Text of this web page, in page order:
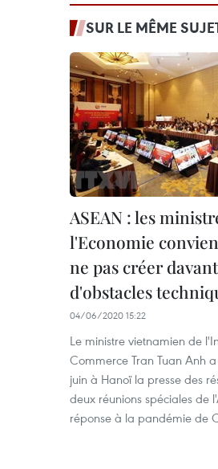
SUR LE MÊME
ASEAN : les
l'Economie
ne pas créer
d'obstacles
04/06/2020 15:22
Le ministre vietnamien de
Commerce Tran Tuan Anh
juin à Hanoï la presse des
deux réunions spéciales de
réponse à la pandémie de